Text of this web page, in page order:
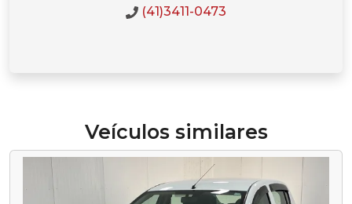
(41)3411-0473
Veículos similares